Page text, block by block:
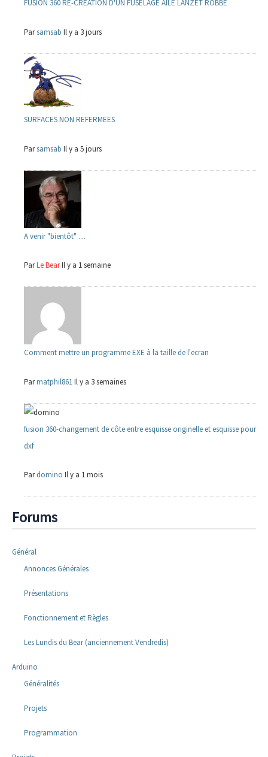
FUSION 360 RE-CREATION D'UN FUSELAGE AILE LANZET ROBBE
Parsamsab Il y a 3 jours
SURFACES NON REFERMEES
Parsamsab Il y a 5 jours
A venir "bientôt" ....
ParLe BearIl y a 1 semaine
Comment mettre un programme EXE à la taille de l'ecran
Parmatphil861Il y a 3 semaines
fusion 360-changement de côte entre esquisse originelle et esquisse pour
dxf
Pardomino Il y a 1 mois
Forums
Général
Annonces Générales
Présentations
Fonctionnement et Règles
Les Lundis du Bear (anciennement Vendredis)
Arduino
Généralités
Projets
Programmation